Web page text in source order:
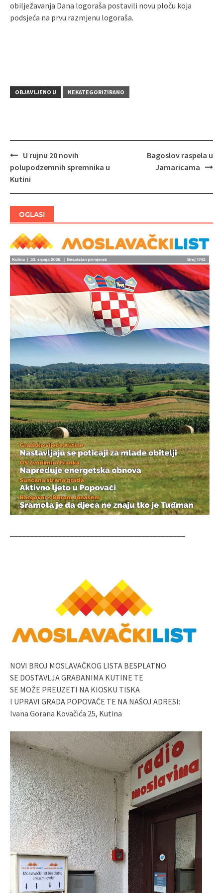
obilježavanja Dana logoraša postavili novu ploču koja
podsjeća na prvu razmjenu logoraša.
OBJAVLJENO U NEKATEGORIZIRANO
Navigacija
objava
U rujnu 20 novih
polupodzemnih spremnika u
Kutini
Bagoslov raspela u
Jamaricama
OGLASI
NOVI BROJ MOSLAVAČKOG LISTA BESPLATNO
SE DOSTAVLJA GRAĐANIMA KUTINE TE
SE MOŽE PREUZETI NA KIOSKU TISKA
I UPRAVI GRADA POPOVAČE TE NA NAŠOJ ADRESI:
Ivana Gorana Kovačića 25, Kutina